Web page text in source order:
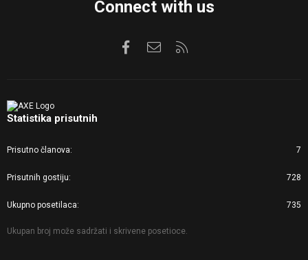
Connect with us
FacebookKontaktirajte nas
Statistika prisutnih
Prisutno članova 7
Prisutnih gostiju 728
Ukupno posetilaca 735
Ukupan broj može sadržati i skrivene posetioce.